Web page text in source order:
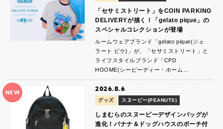
「セサミストリート」をCOIN PARKING
DELIVERYが描く！「gelato pique」の
スペシャルコレクションが登場
ルームウェアブランド「gelato pique(ジェ
ラート ピケ)」が、「セサミストリート」と
ライフスタイルブランド「CPD
HOOME(シーピーディー・ホーム…
NEW 2026.8.6
グッズ スヌーピー(PEANUTS)
しまむらのスヌーピーデザインバッグが
進化！バナナ＆ドッグハウスのポーチ付